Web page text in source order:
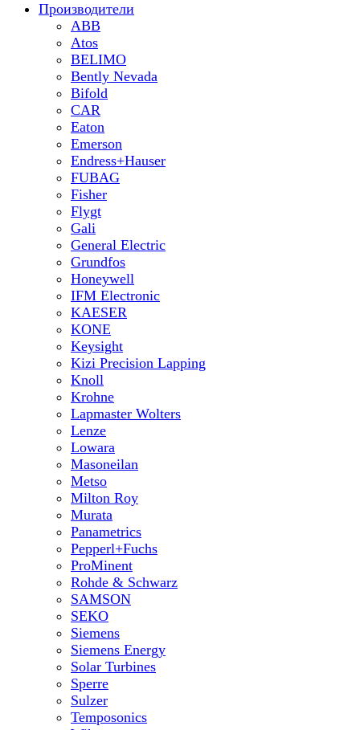
Производители
ABB
Atos
BELIMO
Bently Nevada
Bifold
CAR
Eaton
Emerson
Endress+Hauser
FUBAG
Fisher
Flygt
Gali
General Electric
Grundfos
Honeywell
IFM Electronic
KAESER
KONE
Keysight
Kizi Precision Lapping
Knoll
Krohne
Lapmaster Wolters
Lenze
Lowara
Masoneilan
Metso
Milton Roy
Murata
Panametrics
Pepperl+Fuchs
ProMinent
Rohde & Schwarz
SAMSON
SEKO
Siemens
Siemens Energy
Solar Turbines
Sperre
Sulzer
Temposonics